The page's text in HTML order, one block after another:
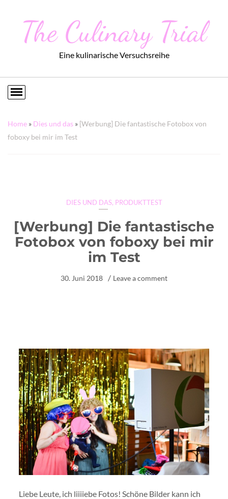
The Culinary Trial
Eine kulinarische Versuchsreihe
Home » Dies und das » [Werbung] Die fantastische Fotobox von
foboxy bei mir im Test
DIES UND DAS, PRODUKTTEST
[Werbung] Die fantastische
Fotobox von foboxy bei mir
im Test
30. Juni 2018 Leave a comment
Liebe Leute, ich liiiiebe Fotos! Schöne Bilder kann ich